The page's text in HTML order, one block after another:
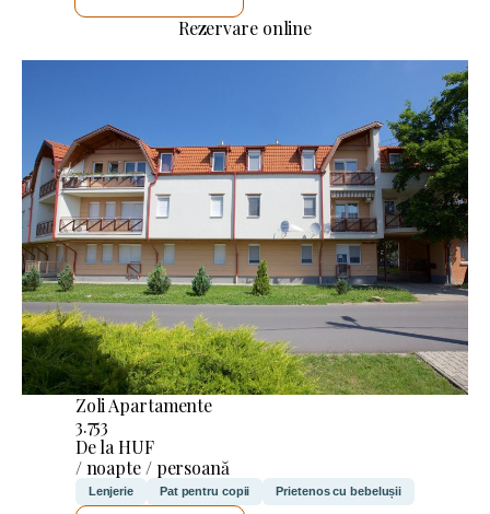
Rezervare online
Zoli Apartamente
3.753
De la HUF
/ noapte / persoană
Lenjerie Pat pentru copii Prietenos cu bebelușii